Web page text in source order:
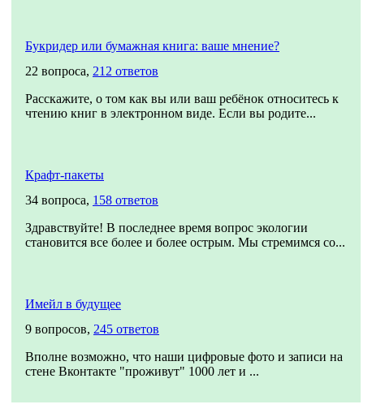
Букридер или бумажная книга: ваше мнение?
22 вопроса, 212 ответов
Расскажите, о том как вы или ваш ребёнок относитесь к
чтению книг в электронном виде. Если вы родите...
Крафт-пакеты
34 вопроса, 158 ответов
Здравствуйте! В последнее время вопрос экологии
становится все более и более острым. Мы стремимся со...
Имейл в будущее
9 вопросов, 245 ответов
Вполне возможно, что наши цифровые фото и записи на
стене Вконтакте "проживут" 1000 лет и ...